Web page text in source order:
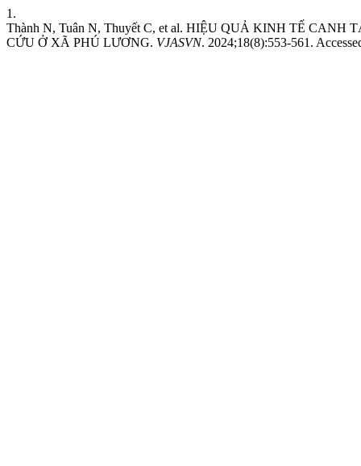
1.
Thành N, Tuân N, Thuyết C, et al. HIỆU QUẢ KINH TẾ
CỨU Ở XÃ PHÚ LƯƠNG. VJASVN. 2024;18(8):553-561.